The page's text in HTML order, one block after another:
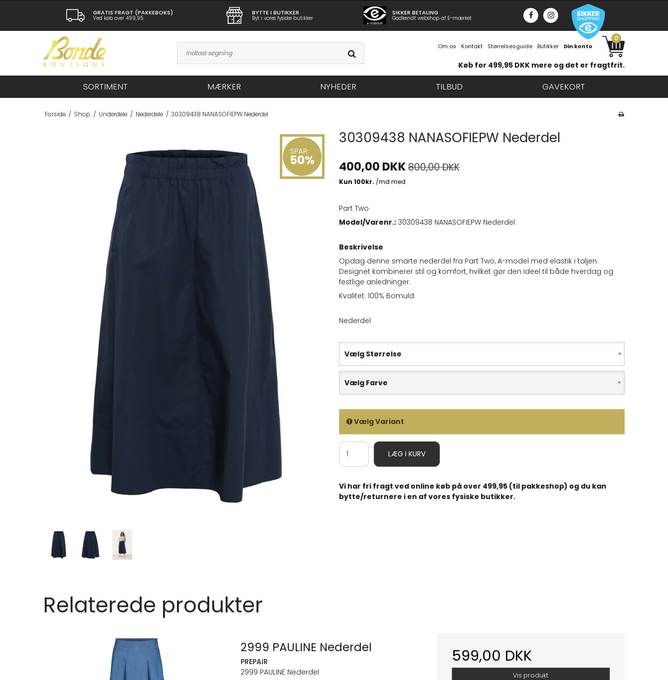
GRATIS FRAGT (PAKKEBOKS)
Ved køb over 499,95
BYTTE I BUTIKKER
Byt i vores fysiske butikker
SIKKER BETALING
Godkendt webshop af E-mærket
Om os Kontakt Størrelsesguide Butikker Din konto
0
Køb for 499,95 DKK mere og det er fragtfrit.
SORTIMENT MÆRKER NYHEDER TILBUD GAVEKORT
Forside / Shop / Underdele / Nederdele / 30309438 NANASOFIEPW Nederdel
SPAR
50%
30309438 NANASOFIEPW Nederdel
400,00 DKK800,00 DKK
Part Two
Model/Varenr.: 30309438 NANASOFIEPW Nederdel
Beskrivelse
Opdag denne smarte nederdel fra Part Two, A-model med elastik i taljen.
Designet kombinerer stil og komfort, hvilket gør den ideel til både hverdag og
festlige anledninger.
Kvalitet: 100% Bomuld.
Nederdel
Vælg Størrelse
Vælg Farve
Vælg Variant
LÆG I KURV
Vi har fri fragt ved online køb på over 499,95 (til pakkeshop) og du kan
bytte/returnere i en af vores fysiske butikker.
Relaterede produkter
2999 PAULINE Nederdel
PREPAIR
2999 PAULINE Nederdel
599,00 DKK
Vis produkt